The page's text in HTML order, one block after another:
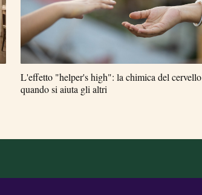
L'effetto "helper's high": la chimica del cervello
quando si aiuta gli altri